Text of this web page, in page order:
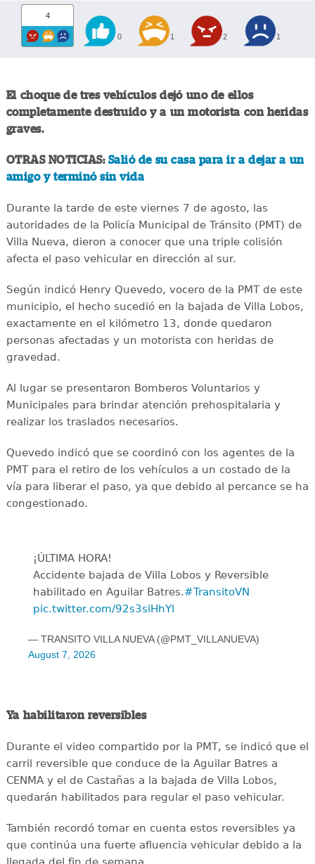
4
0 1 2 1
El choque de tres vehículos dejó uno de ellos
completamente destruido y a un motorista con heridas
graves.
OTRAS NOTICIAS: Salió de su casa para ir a dejar a un
amigo y terminó sin vida
Durante la tarde de este viernes 7 de agosto, las
autoridades de la Policía Municipal de Tránsito (PMT) de
Villa Nueva, dieron a conocer que una triple colisión
afecta el paso vehicular en dirección al sur.
Según indicó Henry Quevedo, vocero de la PMT de este
municipio, el hecho sucedió en la bajada de Villa Lobos,
exactamente en el kilómetro 13, donde quedaron
personas afectadas y un motorista con heridas de
gravedad.
Al lugar se presentaron Bomberos Voluntarios y
Municipales para brindar atención prehospitalaria y
realizar los traslados necesarios.
Quevedo indicó que se coordinó con los agentes de la
PMT para el retiro de los vehículos a un costado de la
vía para liberar el paso, ya que debido al percance se ha
congestionado.
¡ÚLTIMA HORA!
Accidente bajada de Villa Lobos y Reversible
habilitado en Aguilar Batres.#TransitoVN
pic.twitter.com/92s3siHhYl
— TRANSITO VILLA NUEVA (@PMT_VILLANUEVA)
August 7, 2026
Ya habilitaron reversibles
Durante el video compartido por la PMT, se indicó que el
carril reversible que conduce de la Aguilar Batres a
CENMA y el de Castañas a la bajada de Villa Lobos,
quedarán habilitados para regular el paso vehicular.
También recordó tomar en cuenta estos reversibles ya
que continúa una fuerte afluencia vehicular debido a la